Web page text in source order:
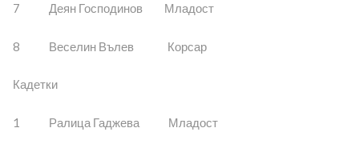
7 Деян Господинов Младост
8 Веселин Вълев Корсар
Кадетки
1 Ралица Гаджева Младост